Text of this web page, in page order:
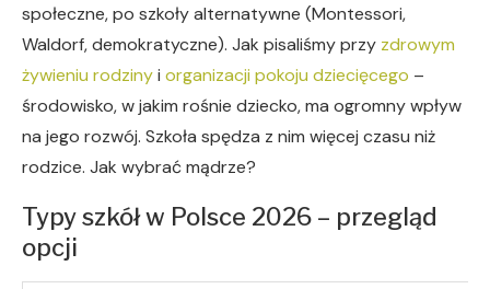
społeczne, po szkoły alternatywne (Montessori,
Waldorf, demokratyczne). Jak pisaliśmy przy zdrowym
żywieniu rodzinyi organizacji pokoju dziecięcego –
środowisko, w jakim rośnie dziecko, ma ogromny wpływ
na jego rozwój. Szkoła spędza z nim więcej czasu niż
rodzice. Jak wybrać mądrze?
Typy szkół w Polsce 2026 – przegląd
opcji